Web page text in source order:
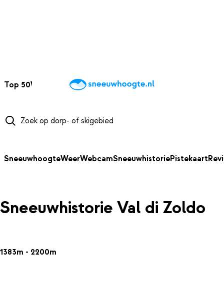
Top 50Webcams WintersportweerKaarten
SneeuwhoogteWeerWebcamSneeuwhistoriePistekaart
Sneeuwhistorie Val di Zoldo
1383m - 2200m